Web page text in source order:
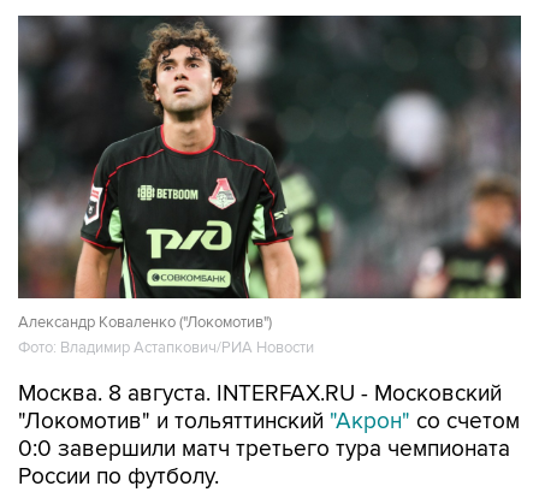
Александр Коваленко ("Локомотив")
Фото: Владимир Астапкович/РИА Новости
Москва. 8 августа. INTERFAX.RU - Московский
"Локомотив" и тольяттинский "Акрон" со счетом
0:0 завершили матч третьего тура чемпионата
России по футболу.